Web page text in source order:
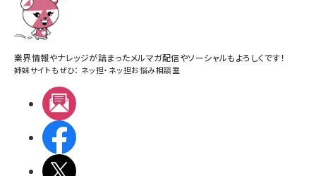
業界情報やナレッジが詰まったメルマガ配信やソーシャルもよろしくです！
姉妹サイトもぜひ： ネッ担・ ネッ担お悩み相談室